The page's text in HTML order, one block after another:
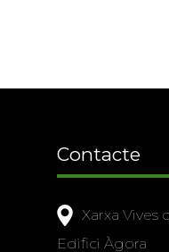
Contacte
Xarxa Vives
Edifici Àgora